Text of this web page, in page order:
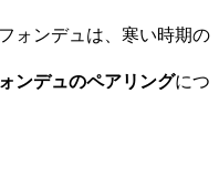
ォンデュは、寒い時期の
ンデュのペアリングにつ